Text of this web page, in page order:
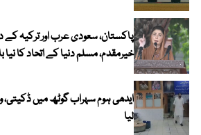
پاکستان، سعودی عرب اور ترکیہ
خیرمقدم، مسلم دنیا کے اتحاد کا نیا
ایدھی ہوم سہراب گوٹھ میں
لیا